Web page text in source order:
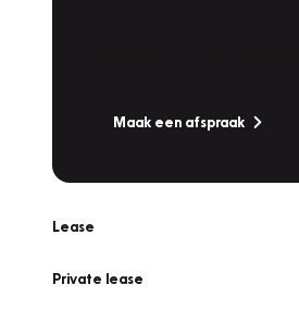
Maak een afspraak
Lease
Private lease